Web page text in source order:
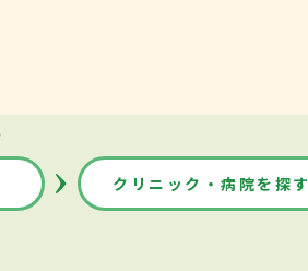
クリニック・病院を探す